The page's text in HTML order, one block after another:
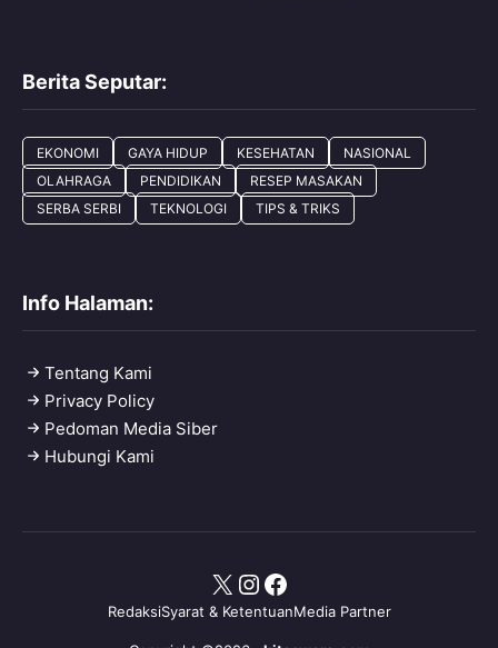
Berita Seputar:
EKONOMI GAYA HIDUP KESEHATAN
NASIONAL
OLAHRAGA
PENDIDIKAN
RESEP MASAKAN
SERBA SERBI
TEKNOLOGI TIPS & TRIKS
Info Halaman:
Tentang Kami
Privacy Policy
Pedoman Media Siber
Hubungi Kami
RedaksiSyarat & KetentuanMedia Partner
X Instagram
Facebook